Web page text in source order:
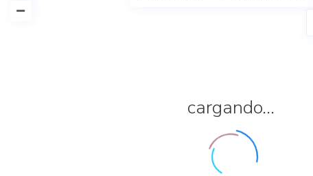
cargando...